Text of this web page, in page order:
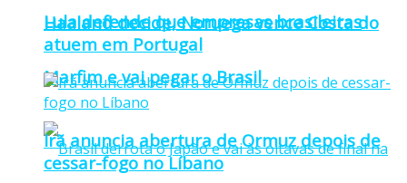
Haaland decide, Noruega vence Costa do
Marfim e vai pegar o Brasil
Lula defende que empresas brasileiras
atuem em Portugal
Irã anuncia abertura de Ormuz depois de
cessar-fogo no Líbano